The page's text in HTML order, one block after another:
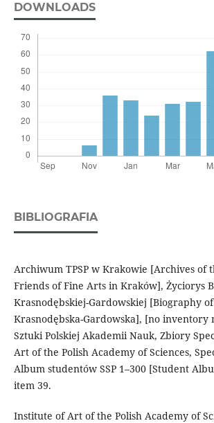
DOWNLOADS
BIBLIOGRAFIA
Archiwum TPSP w Krakowie [Archives of
Friends of Fine Arts in Kraków], Życiorys
Krasnodębskiej-Gardowskiej [Biography
Krasnodębska-Gardowska], [no
Sztuki Polskiej Akademii Nauk, Zbiory
Art of the Polish Academy of Sciences,
Album studentów SSP 1–300 [Student
item 39.
Institute of Art of the Polish Academy of